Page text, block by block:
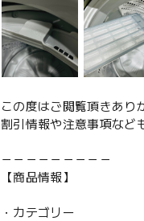
この度はご閲覧頂きあり
割引情報や注意事項など
－－－－－－－－－
【商品情報】
・カテゴリー